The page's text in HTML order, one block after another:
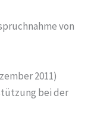
von
2011)
bei der